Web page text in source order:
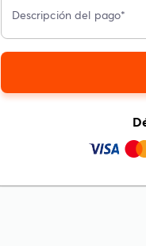
Descripción del pago*